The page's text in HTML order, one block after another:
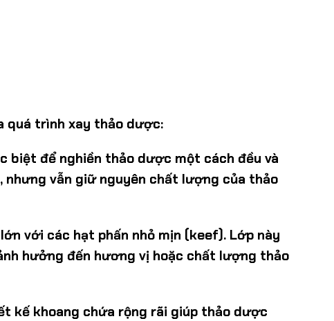
quá trình xay thảo dược:
biệt để nghiền thảo dược một cách đều và
vẫn giữ nguyên chất lượng của thảo
với các hạt phấn nhỏ mịn (keef). Lớp này
hưởng đến hương vị hoặc chất lượng thảo
kế khoang chứa rộng rãi giúp thảo dược